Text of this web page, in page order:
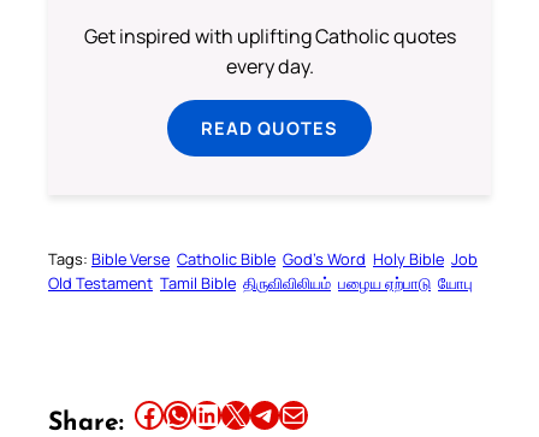
Get inspired with uplifting Catholic quotes
every day.
READ QUOTES
Tags: Bible Verse Catholic Bible God’s Word Holy Bible Job
Old Testament Tamil Bible திருவிவிலியம் பழைய ஏற்பாடு யோபு
Share: Share this article on Facebook Share this article on WhatsApp Share this article on LinkedIn Share this article on X Share this article on TelegramEmail this Article